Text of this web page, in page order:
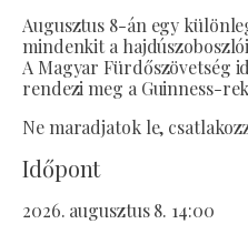
Augusztus 8-án egy
mindenkit a
A Magyar Fürdőszövetség
rendezi meg a Guinness-
Ne maradjatok le,
Időpont
2026. augusztus 8. 14:00